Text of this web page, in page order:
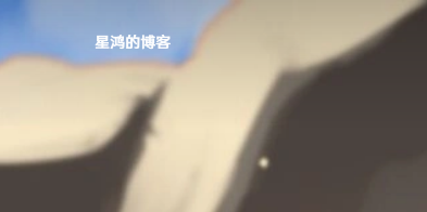
星鸿的博客